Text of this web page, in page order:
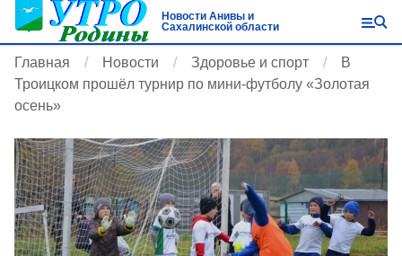
Новости Анивы и
Сахалинской области
Главная Новости Здоровье и спорт
В
Троицком прошёл турнир по мини-футболу «Золотая
осень»